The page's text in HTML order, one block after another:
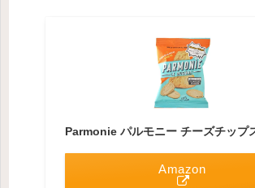
Parmonie パルモニー チーズチップ
Amazon